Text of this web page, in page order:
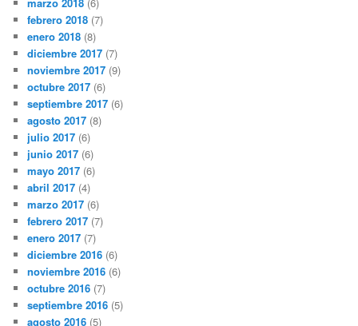
febrero 2018 (7)
enero 2018 (8)
diciembre 2017 (7)
noviembre 2017 (9)
octubre 2017 (6)
septiembre 2017 (6)
agosto 2017 (8)
julio 2017 (6)
junio 2017 (6)
mayo 2017 (6)
abril 2017 (4)
marzo 2017 (6)
febrero 2017 (7)
enero 2017 (7)
diciembre 2016 (6)
noviembre 2016 (6)
octubre 2016 (7)
septiembre 2016 (5)
agosto 2016 (5)